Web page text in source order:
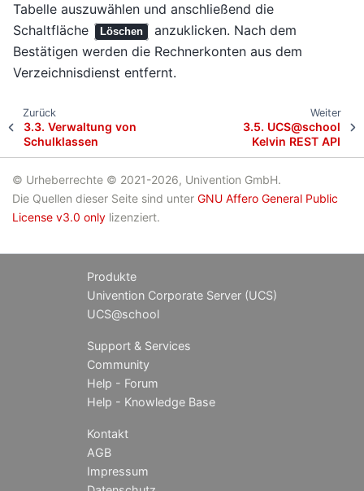
Tabelle auszuwählen und anschließend die
Schaltfläche
Löschen
anzuklicken. Nach dem
Bestätigen werden die Rechnerkonten aus dem
Verzeichnisdienst entfernt.
Zurück
3.3. Verwaltung von
Schulklassen
Weiter
3.5. UCS@school
Kelvin REST API
© Urheberrechte © 2021-2026, Univention GmbH.
Die Quellen dieser Seite sind unter GNU Affero General Public
License v3.0 only lizenziert.
Produkte
Univention Corporate Server (UCS)
UCS@school
Support & Services
Community
Help - Forum
Help - Knowledge Base
Kontakt
AGB
Impressum